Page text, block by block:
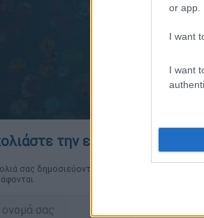
or app.
I want
I want
σας δημοσιεύονται άμεσα με δική σας